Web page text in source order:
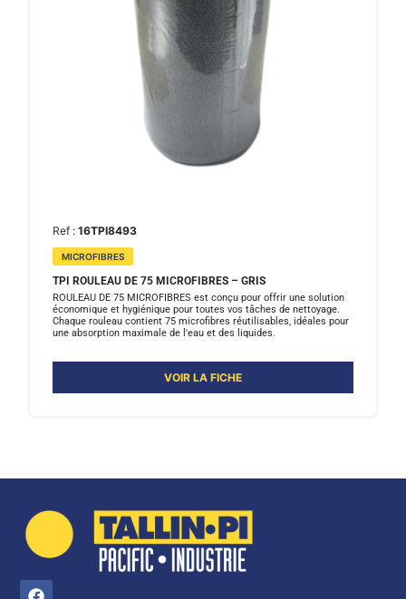
Ref : 16TPI8493
MICROFIBRES
TPI ROULEAU DE 75 MICROFIBRES – GRIS
ROULEAU DE 75 MICROFIBRES est conçu pour offrir une solution
économique et hygiénique pour toutes vos tâches de nettoyage.
Chaque rouleau contient 75 microfibres réutilisables, idéales pour
une absorption maximale de l'eau et des liquides.
VOIR LA FICHE